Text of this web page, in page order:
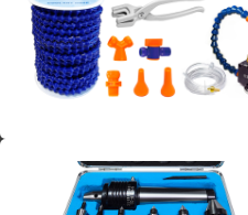
Винты torx